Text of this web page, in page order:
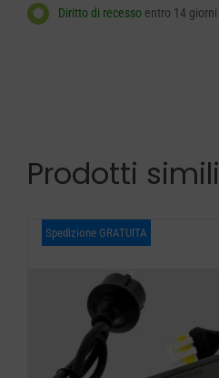
Diritto di recessoentro 14 giorni
Prodotti simili
Spedizione GRATUITA